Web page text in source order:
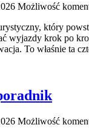
Możliwość
który
wyjazdy krok po
To właśnie ta
Możliwość